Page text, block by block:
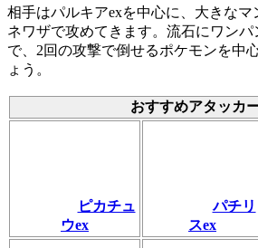
相手はパルキアexを中心に、大きなマ
ネワザで攻めてきます。流石にワン
で、2回の攻撃で倒せるポケモンを中
ょう。
おすすめアタッカ
ピカチュ
ウex
パチリ
スex